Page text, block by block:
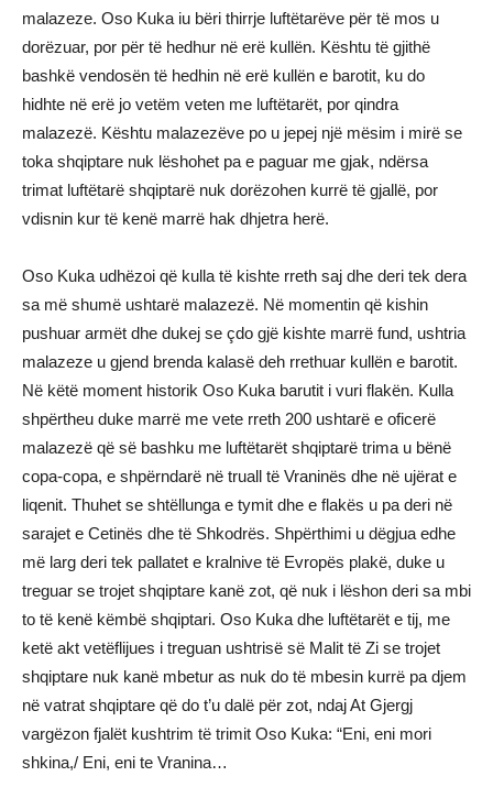
malazeze. Oso Kuka iu bëri thirrje luftëtarëve për të mos u
dorëzuar, por për të hedhur në erë kullën. Kështu të gjithë
bashkë vendosën të hedhin në erë kullën e barotit, ku do
hidhte në erë jo vetëm veten me luftëtarët, por qindra
malazezë. Kështu malazezëve po u jepej një mësim i mirë se
toka shqiptare nuk lëshohet pa e paguar me gjak, ndërsa
trimat luftëtarë shqiptarë nuk dorëzohen kurrë të gjallë, por
vdisnin kur të kenë marrë hak dhjetra herë.
Oso Kuka udhëzoi që kulla të kishte rreth saj dhe deri tek dera
sa më shumë ushtarë malazezë. Në momentin që kishin
pushuar armët dhe dukej se çdo gjë kishte marrë fund, ushtria
malazeze u gjend brenda kalasë deh rrethuar kullën e barotit.
Në këtë moment historik Oso Kuka barutit i vuri flakën. Kulla
shpërtheu duke marrë me vete rreth 200 ushtarë e oficerë
malazezë që së bashku me luftëtarët shqiptarë trima u bënë
copa-copa, e shpërndarë në truall të Vraninës dhe në ujërat e
liqenit. Thuhet se shtëllunga e tymit dhe e flakës u pa deri në
sarajet e Cetinës dhe të Shkodrës. Shpërthimi u dëgjua edhe
më larg deri tek pallatet e kralnive të Evropës plakë, duke u
treguar se trojet shqiptare kanë zot, që nuk i lëshon deri sa mbi
to të kenë këmbë shqiptari. Oso Kuka dhe luftëtarët e tij, me
ketë akt vetëflijues i treguan ushtrisë së Malit të Zi se trojet
shqiptare nuk kanë mbetur as nuk do të mbesin kurrë pa djem
në vatrat shqiptare që do t’u dalë për zot, ndaj At Gjergj
vargëzon fjalët kushtrim të trimit Oso Kuka: “Eni, eni mori
shkina,/ Eni, eni te Vranina…